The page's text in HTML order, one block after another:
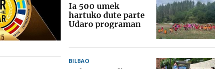
Ia 500 umek
hartuko dute parte
Udaro programan
BILBAO